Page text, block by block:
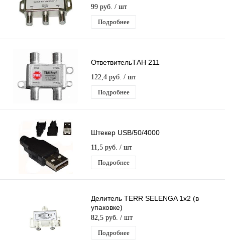
ресивером (цифровой приставкой)
99 руб. / шт
Подробнее
ОтветвительТАН 211
122,4 руб. / шт
Подробнее
Штекер USB/50/4000
11,5 руб. / шт
Подробнее
Делитель TERR SELENGA 1х2 (в
упаковке)
82,5 руб. / шт
Подробнее